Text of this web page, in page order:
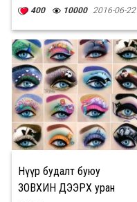
400 10000 2016-06-22
Нүүр будалт буюу
ЗОВХИН ДЭЭРХ уран